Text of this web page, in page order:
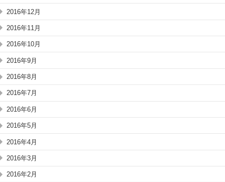
2016年12月
2016年11月
2016年10月
2016年9月
2016年8月
2016年7月
2016年6月
2016年5月
2016年4月
2016年3月
2016年2月